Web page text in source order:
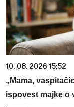
10. 08. 2026 15:52
„Mama,
ispovest majke o